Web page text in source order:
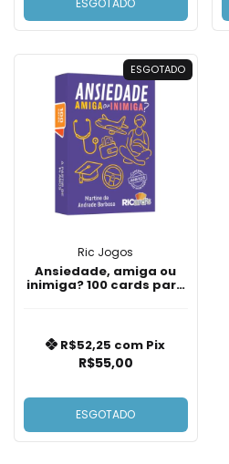
ESGOTADO
Ric Jogos
Ansiedade, amiga ou
inimiga? 100 cards para
R$55,00
R$52,25 com Pix
ESGOTADO